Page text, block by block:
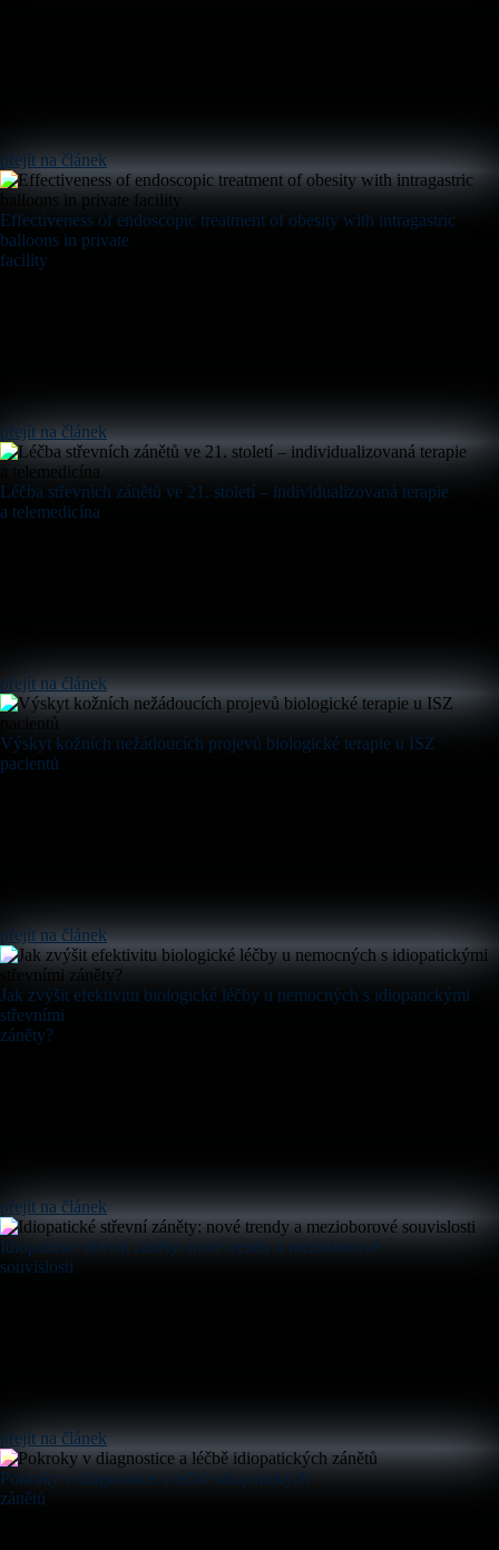
přejít na článek
Effectiveness of endoscopic treatment of obesity with intragastric
balloons in private
facility
přejít na článek
Léčba střevních zánětů ve 21. století – individualizovaná terapie
a telemedicína
přejít na článek
Výskyt kožních nežádoucích projevů biologické terapie u ISZ
pacientů
přejít na článek
Jak zvýšit efektivitu biologické léčby u nemocných s idiopatickými
střevními
záněty?
přejít na článek
Idiopatické střevní záněty: nové trendy a mezioborové
souvislosti
přejít na článek
Pokroky v diagnostice a léčbě idiopatických
zánětů